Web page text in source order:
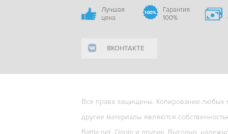
Лучшая
цена
Гарантия
100%
ВКОНТАКТЕ
Все права защищены. Копирование любых
другие материалы являются
Battle.net, Origin и другие. Выгодно,